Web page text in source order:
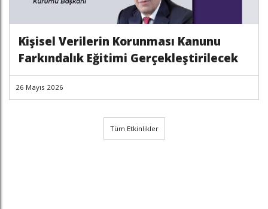
Kişisel Verilerin Korunması Kanunu
Farkındalık Eğitimi Gerçekleştirilecek
26 Mayıs 2026
Tüm Etkinlikler